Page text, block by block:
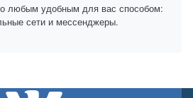
любым удобным для вас способом:
сети и мессенджеры.